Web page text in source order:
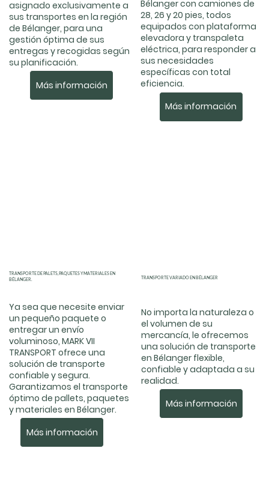
Bélanger con camiones de
28, 26 y 20 pies, todos
equipados con plataforma
elevadora y transpaleta
eléctrica, para responder a
sus necesidades
específicas con total
eficiencia.
Más información
TRANSPORTE DE PALETS, PAQUETES Y MATERIALES EN
BÉLANGER.
Ya sea que necesite enviar
un pequeño paquete o
entregar un envío
voluminoso, MARK VII
TRANSPORT ofrece una
solución de transporte
confiable y segura.
Garantizamos el transporte
óptimo de pallets, paquetes
y materiales en Bélanger.
Más información
asignado exclusivamente a
sus transportes en la región
de Bélanger, para una
gestión óptima de sus
entregas y recogidas según
su planificación.
Más información
TRANSPORTE VARIADO EN BÉLANGER
No importa la naturaleza o
el volumen de su
mercancía, le ofrecemos
una solución de transporte
en Bélanger flexible,
confiable y adaptada a su
realidad.
Más información